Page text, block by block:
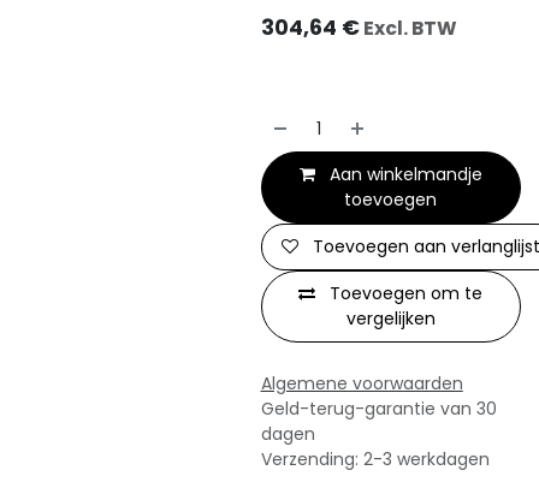
304,64 €Excl. BTW
Aan winkelmandje
toevoegen
Toevoegen om te
vergelijken
Toevoegen aan verlanglijst
Algemene voorwaarden
Geld-terug-garantie van 30
dagen
Verzending: 2-3 werkdagen